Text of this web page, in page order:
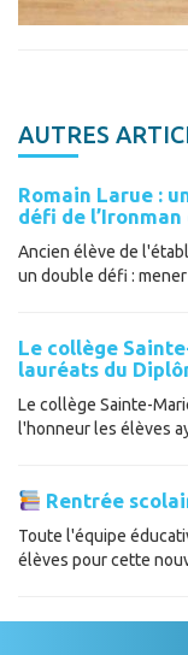
AUTRES
Romain Larue :
défi de
Ancien élève de
un double défi :
Le collège
lauréats du
Le collège Sainte-
l'honneur les élèves
Rentrée
Toute l'équipe
élèves pour cette